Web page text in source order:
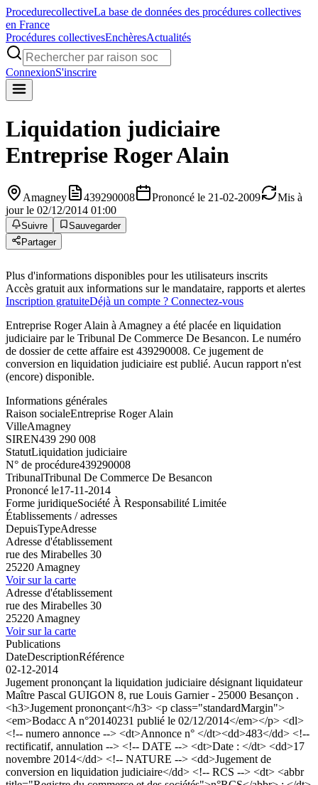
ProcedurecollectiveLa base de données des procédures collectives
en France
Procédures collectivesEnchèresActualités
ConnexionS'inscrire
Liquidation judiciaire
Entreprise Roger Alain
Amagney 439290008 Prononcé le 21-02-2009
Mis à
jour le 02/12/2014 01:00
Suivre
Sauvegarder
Partager
Plus d'informations disponibles pour les utilisateurs inscrits
Accès gratuit aux informations sur le mandataire, rapports et alertes
Inscription gratuiteDéjà un compte ? Connectez-vous
Entreprise Roger Alain à Amagney a été placée en liquidation
judiciaire par le Tribunal De Commerce De Besancon. Le numéro
de dossier de cette affaire est 439290008. Ce jugement de
conversion en liquidation judiciaire est publié. Aucun rapport n'est
(encore) disponible.
Informations générales
Raison socialeEntreprise Roger Alain
VilleAmagney
SIREN439 290 008
StatutLiquidation judiciaire
N° de procédure439290008
TribunalTribunal De Commerce De Besancon
Prononcé le17-11-2014
Forme juridiqueSociété À Responsabilité Limitée
Établissements / adresses
DepuisTypeAdresse
Adresse d'établissement
rue des Mirabelles 30
25220 Amagney
Voir sur la carte
Adresse d'établissement
rue des Mirabelles 30
25220 Amagney
Voir sur la carte
Publications
DateDescriptionRéférence
02-12-2014
Jugement prononçant la liquidation judiciaire désignant liquidateur
Maître Pascal GUIGON 8, rue Louis Garnier - 25000 Besançon .
<h3>Jugement prononçant</h3> <p class="standardMargin">
<em>Bodacc A n°20140231 publié le 02/12/2014</em></p> <dl>
<!-- numero annonce --> <dt>Annonce n° </dt><dd>483</dd> <!--
rectificatif, annulation --> <!-- DATE --> <dt>Date : </dt> <dd>17
novembre 2014</dd> <!-- NATURE --> <dd>Jugement de
conversion en liquidation judiciaire</dd> <!-- RCS --> <dt> <abbr